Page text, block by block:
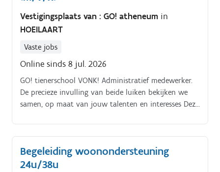
Vestigingsplaats van : GO! atheneum in
HOEILAART
Vaste jobs
Online sinds 8 jul. 2026
GO! tienerschool VONK! Administratief medewerker.
De precieze invulling van beide luiken bekijken we
samen, op maat van jouw talenten en interesses Deze
Begeleiding woonondersteuning
24u/38u